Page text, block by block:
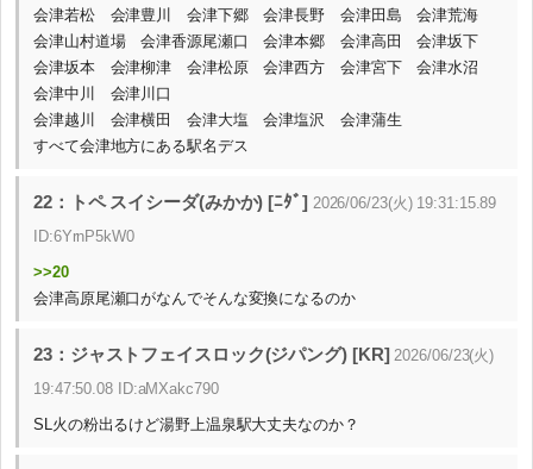
会津若松 会津豊川 会津下郷 会津長野 会津田島 会津荒海
会津山村道場 会津香源尾瀬口 会津本郷 会津高田 会津坂下
会津坂本 会津柳津 会津松原 会津西方 会津宮下 会津水沼
会津中川 会津川口
会津越川 会津横田 会津大塩 会津塩沢 会津蒲生
すべて会津地方にある駅名デス
22：トペ スイシーダ(みかか) [ﾆﾀﾞ] 2026/06/23(火) 19:31:15.89
ID:6YrnP5kW0
>>20
会津高原尾瀬口がなんでそんな変換になるのか
23：ジャストフェイスロック(ジパング) [KR] 2026/06/23(火)
19:47:50.08 ID:aMXakc790
SL火の粉出るけど湯野上温泉駅大丈夫なのか？